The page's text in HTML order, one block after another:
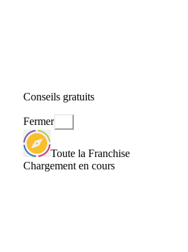
Conseils gratuits
Fermer
Toute la Franchise
Chargement en cours